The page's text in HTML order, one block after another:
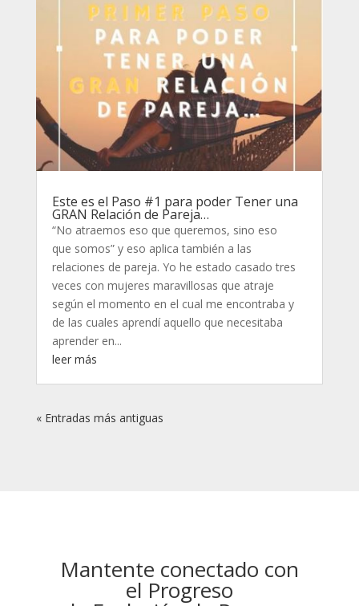
Este es el Paso #1 para poder Tener una
GRAN Relación de Pareja…
“No atraemos eso que queremos, sino eso
que somos” y eso aplica también a las
relaciones de pareja. Yo he estado casado tres
veces con mujeres maravillosas que atraje
según el momento en el cual me encontraba y
de las cuales aprendí aquello que necesitaba
aprender en...
leer más
« Entradas más antiguas
Mantente conectado con
el Progreso